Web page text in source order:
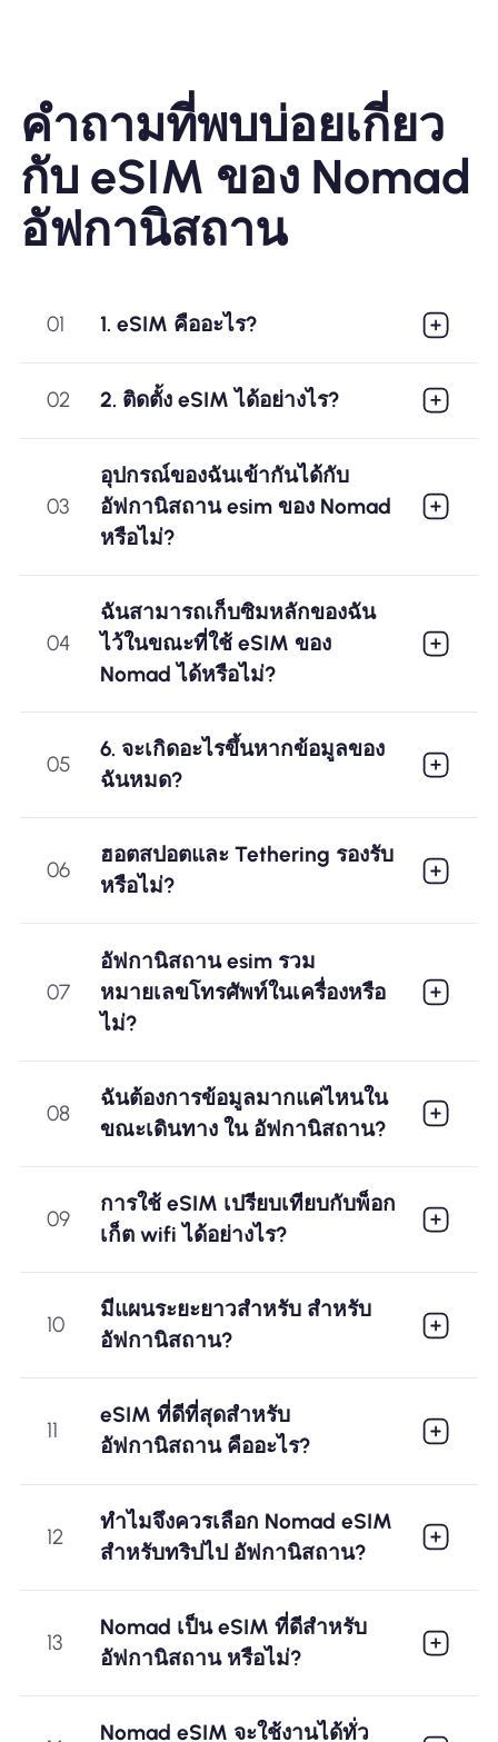
คำถามที่พบบ่อยเกี่ยว
กับ eSIM ของ Nomad
อัฟกานิสถาน
01 1. eSIM คืออะไร?
02 2. ติดตั้ง eSIM ได้อย่างไร?
03
อุปกรณ์ของฉันเข้ากันได้กับ
อัฟกานิสถาน esim ของ Nomad
หรือไม่?
04
ฉันสามารถเก็บซิมหลักของฉัน
ไว้ในขณะที่ใช้ eSIM ของ
Nomad ได้หรือไม่?
05
6. จะเกิดอะไรขึ้นหากข้อมูลของ
ฉันหมด?
06
ฮอตสปอตและ Tethering รองรับ
หรือไม่?
07
อัฟกานิสถาน esim รวม
หมายเลขโทรศัพท์ในเครื่องหรือ
ไม่?
08
ฉันต้องการข้อมูลมากแค่ไหนใน
ขณะเดินทาง ใน อัฟกานิสถาน?
09
การใช้ eSIM เปรียบเทียบกับพ็อก
เก็ต wifi ได้อย่างไร?
10
มีแผนระยะยาวสำหรับ สำหรับ
อัฟกานิสถาน?
11
eSIM ที่ดีที่สุดสำหรับ
อัฟกานิสถาน คืออะไร?
12
ทำไมจึงควรเลือก Nomad eSIM
สำหรับทริปไป อัฟกานิสถาน?
13
Nomad เป็น eSIM ที่ดีสำหรับ
อัฟกานิสถาน หรือไม่?
Nomad eSIM จะใช้งานได้ทั่ว